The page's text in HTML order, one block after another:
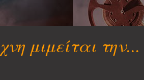
μιμείται την...